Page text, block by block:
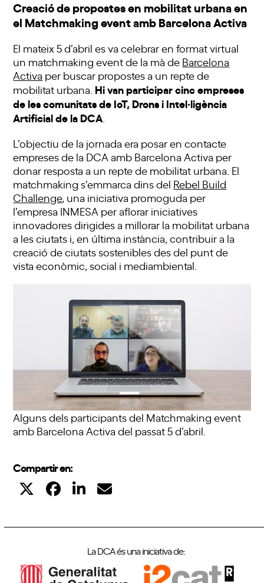
Creació de propostes en mobilitat urbana en
el Matchmaking event amb Barcelona Activa
El mateix 5 d’abril es va celebrar en format virtual
un matchmaking event de la mà de Barcelona
Activa per buscar propostes a un repte de
mobilitat urbana. Hi van participar cinc empreses
de les comunitats de IoT, Drons i Intel·ligència
Artificial de la DCA
L’objectiu de la jornada era posar en contacte
empreses de la DCA amb Barcelona Activa per
donar resposta a un repte de mobilitat urbana. El
matchmaking s’emmarca dins del Rebel Build
Challenge, una iniciativa promoguda per
l’empresa INMESA per aflorar iniciatives
innovadores dirigides a millorar la mobilitat urbana
a les ciutats i, en última instància, contribuir a la
creació de ciutats sostenibles des del punt de
vista econòmic, social i mediambiental.
Alguns dels participants del Matchmaking event
amb Barcelona Activa del passat 5 d’abril.
Compartir en:
La DCA és una iniciativa de: